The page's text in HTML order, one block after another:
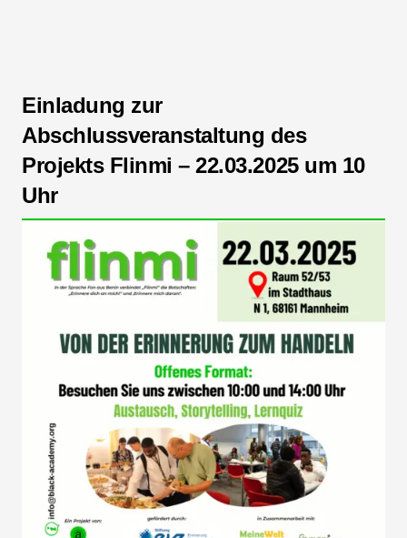
Einladung zur
Abschlussveranstaltung des
Projekts Flinmi – 22.03.2025 um 10
Uhr